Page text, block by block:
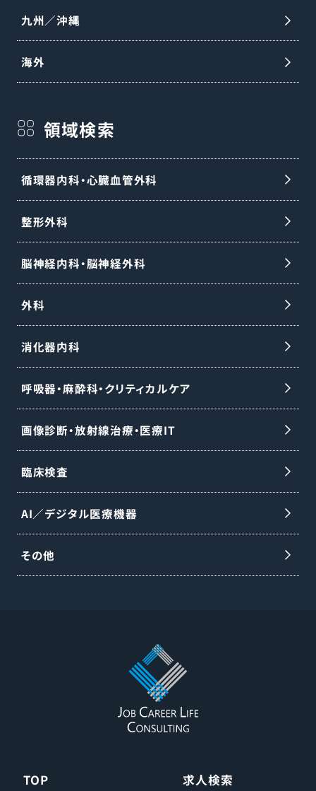
九州／沖縄
海外
領域検索
循環器内科・心臓血管外科
整形外科
脳神経内科・脳神経外科
外科
消化器内科
呼吸器・麻酔科・クリティカルケア
画像診断・放射線治療・医療IT
臨床検査
AI／デジタル医療機器
その他
TOP 求人検索